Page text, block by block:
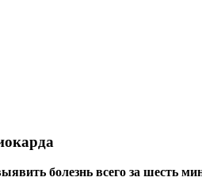
болезнь всего за шесть